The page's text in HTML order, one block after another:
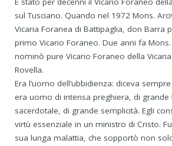
sul Tusciano. Quando nel 1972 Mons.
Vicaria Foranea di Battipaglia, don Barra
primo Vicario Foraneo. Due anni fa
nominò pure Vicario Foraneo della
Rovella.
Era l’uomo dell’ubbidienza: diceva
era uomo di intensa preghiera, di grande
sacerdotale, di grande semplicità. Egli
virtù essenziale in un ministro di Cristo.
sua lunga malattia, che sopportò non